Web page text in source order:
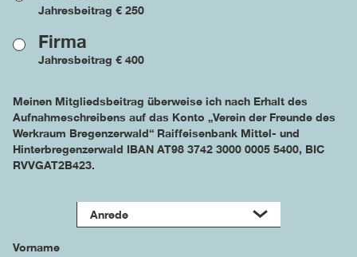
Jahresbeitrag € 250
Firma
Jahresbeitrag € 400
Meinen Mitgliedsbeitrag überweise ich nach Erhalt des
Aufnahmeschreibens auf das Konto „Verein der Freunde des
Werkraum Bregenzerwald“ Raiffeisenbank Mittel- und
Hinterbregenzerwald IBAN AT98 3742 3000 0005 5400, BIC
RVVGAT2B423.
Vorname